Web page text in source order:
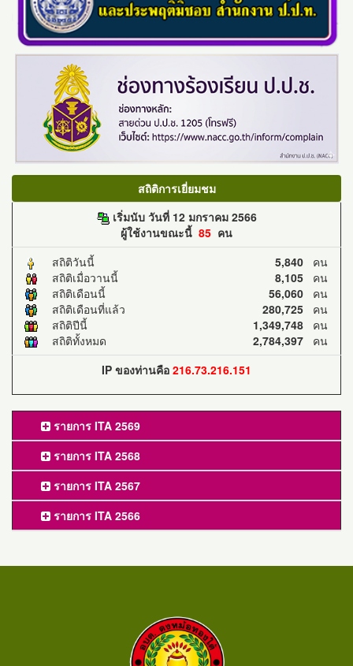
สถิติการเยี่ยมชม
เริ่มนับ วันที่ 12 มกราคม 2566
ผู้ใช้งานขณะนี้ 85 คน
สถิติวันนี้
5,840 คน
สถิติเมื่อวานนี้
8,105 คน
สถิติเดือนนี้
56,060 คน
สถิติเดือนที่แล้ว
280,725 คน
สถิติปีนี้
1,349,748 คน
สถิติทั้งหมด
2,784,397 คน
IP ของท่านคือ 216.73.216.151
รายการ ITA 2569
รายการ ITA 2568
รายการ ITA 2567
รายการ ITA 2566